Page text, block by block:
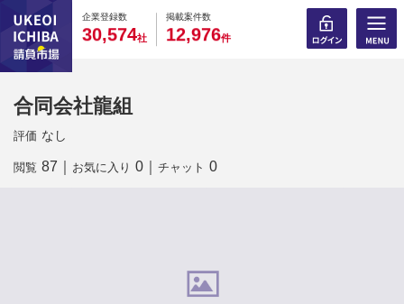
企業登録数
0
3
0
0,
0
5
0
74社
掲載案件数
0
1
0
2,
0
9
0
76件
合同会社龍組
評価 なし
閲覧 87 お気に入り 0 チャット 0